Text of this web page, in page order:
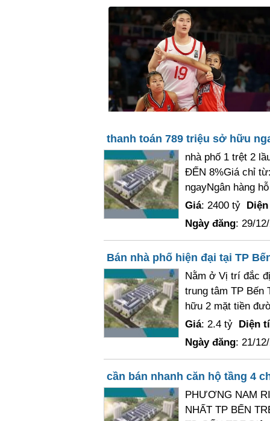
thanh toán 789 triệu sở hữu
nhà phố 1 trệt 2
ĐẾN 8%Giá chỉ
ngayNgân hàng
Giá: 2400 tỷ
Ngày đăng: 29/
Bán nhà phố hiện đại tại TP
Nằm ở Vị trí đắc
trung tâm TP Bến
hữu 2 mặt tiền
Giá: 2.4 tỷ
Diện
Ngày đăng: 21/
cần bán nhanh căn hộ tầng 4
PHƯƠNG NAM
NHẤT TP BẾN